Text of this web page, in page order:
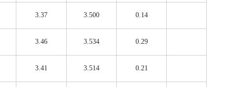
3.37 3.500 0.14
3.46 3.534 0.29
3.41 3.514 0.21